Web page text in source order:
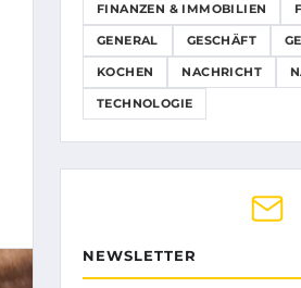
FINANZEN & IMMOBILIEN
GENERAL GESCHÄFT
KOCHEN NACHRICHT
TECHNOLOGIE
NEWSLETTER